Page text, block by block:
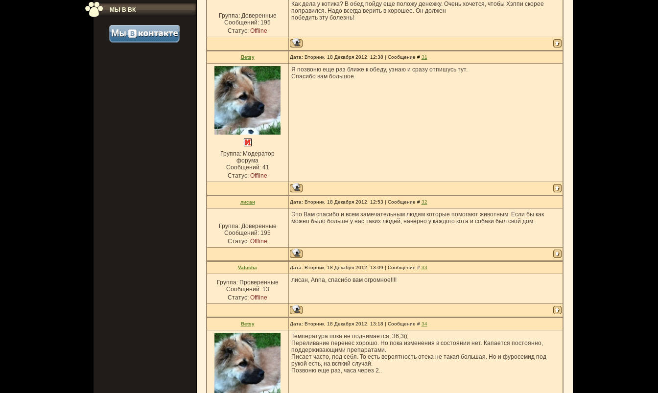
МЫ В ВК
Группа: Доверенные
Сообщений: 195
Статус: Offline
Как дела у котика? В обед пойду еще положу денежку. Очень хочется, чтобы Хэппи скорее
поправился. Надо всегда верить в хорошее. Он должен
победить эту болезнь!
Betsy Дата: Вторник, 18 Декабря 2012, 12:38 | Сообщение # 31
Группа: Модератор
форума
Сообщений: 41
Статус: Offline
Я позвоню еще раз ближе к обеду, узнаю и сразу отпишусь тут.
Спасибо вам большое.
лисан Дата: Вторник, 18 Декабря 2012, 12:53 | Сообщение # 32
Группа: Доверенные
Сообщений: 195
Статус: Offline
Это Вам спасибо и всем замечательным людям которые помогают животным. Если бы как
можно было больше у нас таких людей, наверно у каждого кота и собаки был свой дом.
Valusha Дата: Вторник, 18 Декабря 2012, 13:09 | Сообщение # 33
Группа: Проверенные
Сообщений: 13
Статус: Offline
лисан, Anna, спасибо вам огромное!!!!
Betsy Дата: Вторник, 18 Декабря 2012, 13:18 | Сообщение # 34
Температура пока не поднимается, 36,3((
Переливание перенес хорошо. Но пока изменения в состоянии нет. Капается постоянно,
поддерживающими препаратами.
Писает часто, под себя. То есть вероятность отека не такая большая. Но и фуросемид под
рукой есть, на всякий случай.
Позвоню еще раз, часа через 2..